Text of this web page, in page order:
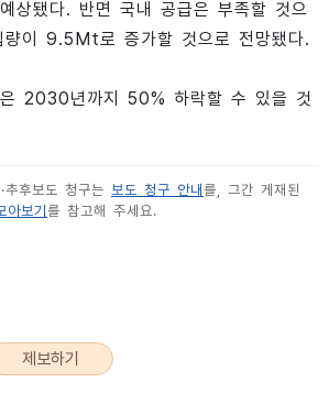
상됐다. 반면 국내 공급은 부족할 것으
이 9.5Mt로 증가할 것으로 전망됐다.
2030년까지 50% 하락할 수 있을 것
추후보도 청구는 보도 청구 안내를, 그간 게재된
아보기를 참고해 주세요.
제보하기